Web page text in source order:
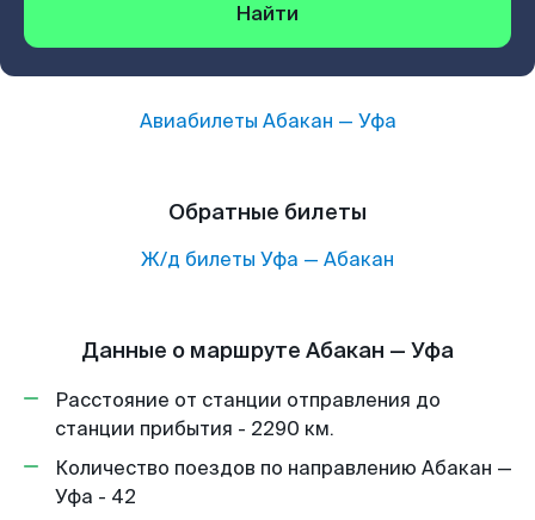
Найти
Авиабилеты Абакан — Уфа
Обратные билеты
Ж/д билеты Уфа — Абакан
Данные о маршруте Абакан — Уфа
Расстояние от станции отправления до
станции прибытия - 2290 км.
Количество поездов по направлению Абакан —
Уфа - 42